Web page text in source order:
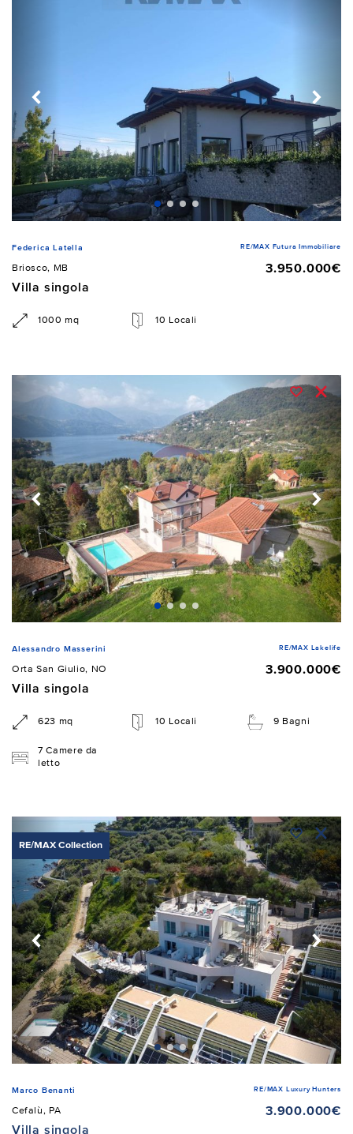
Federica Latella RE/MAX Futura Immobiliare
Briosco, MB
3.950.000€
Villa singola
1000 mq 10 Locali
Alessandro Masserini RE/MAX Lakelife
Orta San Giulio, NO
3.900.000€
Villa singola
623 mq 10 Locali 9 Bagni
7 Camere da
letto
RE/MAX Collection
Marco Benanti RE/MAX Luxury Hunters
Cefalù, PA
3.900.000€
Villa singola